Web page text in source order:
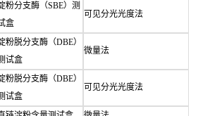
粉分支酶（SBE）测
盒
可见分光光度法
粉脱分支酶（DBE）
试盒
微量法
粉脱分支酶（DBE）
试盒
可见分光光度法